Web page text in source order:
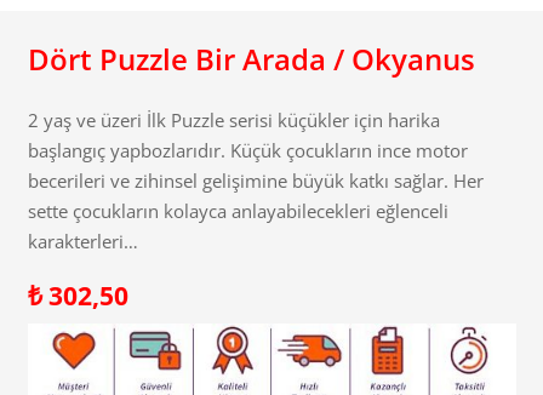
Dört Puzzle Bir Arada / Okyanus
2 yaş ve üzeri İlk Puzzle serisi küçükler için harika
başlangıç yapbozlarıdır. Küçük çocukların ince motor
becerileri ve zihinsel gelişimine büyük katkı sağlar. Her
sette çocukların kolayca anlayabilecekleri eğlenceli
karakterleri…
₺302,50